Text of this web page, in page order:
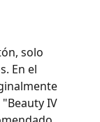
solo
En el
IV